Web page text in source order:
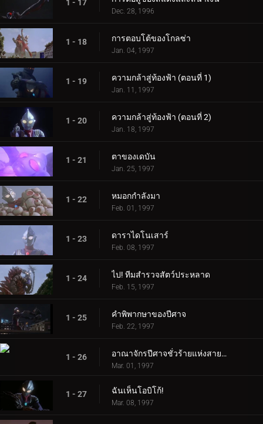
1 - 17
Dec. 28, 1996
1 - 18 การตอบโต้ของโกลซ่า
Jan. 04, 1997
1 - 19 ความกล้าสู่ท้องฟ้า (ตอนที่ 1)
Jan. 11, 1997
1 - 20 ความกล้าสู่ท้องฟ้า (ตอนที่ 2)
Jan. 18, 1997
1 - 21 ตาของเดบัน
Jan. 25, 1997
1 - 22 หมอกกำลังมา
Feb. 01, 1997
1 - 23 ดาราไดโนเสาร์
Feb. 08, 1997
1 - 24 ไป! ทีมสำรวจสัตว์ประหลาด
Feb. 15, 1997
1 - 25 คำพิพากษาของปีศาจ
Feb. 22, 1997
1 - 26 อาณาจักรปีศาจชั่วร้ายแห่งสายรุ้ง
Mar. 01, 1997
1 - 27 ฉันเห็นโอบิโก้!
Mar. 08, 1997